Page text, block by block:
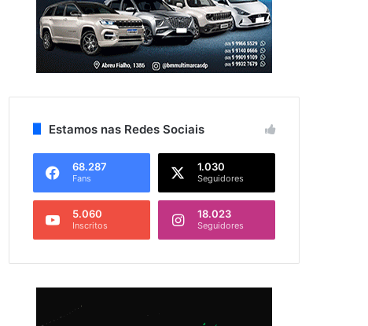
Estamos nas Redes Sociais
68.287
Fans
1.030
Seguidores
5.060
Inscritos
18.023
Seguidores